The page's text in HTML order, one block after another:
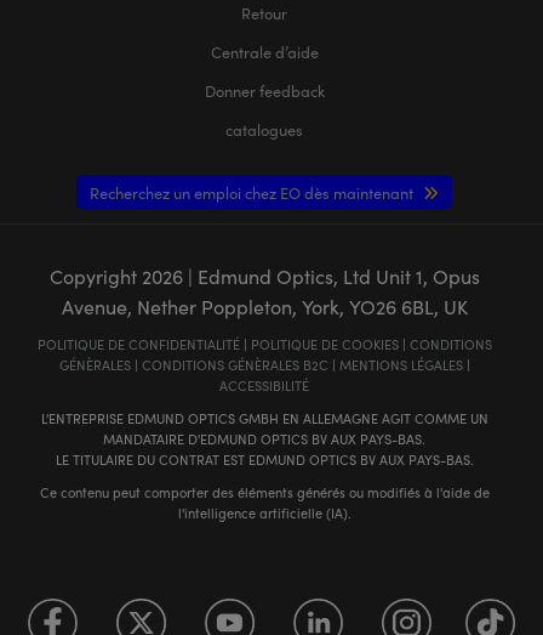
Retour
Centrale d’aide
Donner feedback
catalogues
Recherchez un emploi chez EO dès maintenant
Copyright 2026| Edmund Optics, Ltd Unit 1, Opus
Avenue, Nether Poppleton, York, YO26 6BL, UK
POLITIQUE DE CONFIDENTIALITÉ| POLITIQUE DE COOKIES| CONDITIONS
GÉNÈRALES| CONDITIONS GÉNÈRALES B2C | MENTIONS LÉGALES|
ACCESSIBILITÉ
L'ENTREPRISE EDMUND OPTICS GMBH EN ALLEMAGNE AGIT COMME UN
MANDATAIRE D'EDMUND OPTICS BV AUX PAYS-BAS.
LE TITULAIRE DU CONTRAT EST EDMUND OPTICS BV AUX PAYS-BAS.
Ce contenu peut comporter des éléments générés ou modifiés à l'aide de
l'intelligence artificielle (IA).